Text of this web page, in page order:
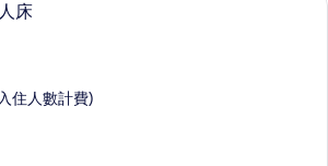
床
住人數計費)